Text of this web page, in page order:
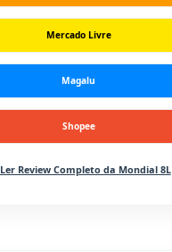
Mercado Livre
Magalu
Shopee
Ler Review Completo da Mondial 8L